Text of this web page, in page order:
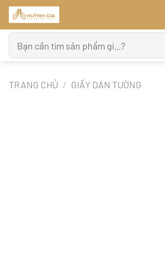
Bỏ
qua
nội
dung
kiếm:
TRANG CHỦ / GIẤY DÁN TƯỜNG